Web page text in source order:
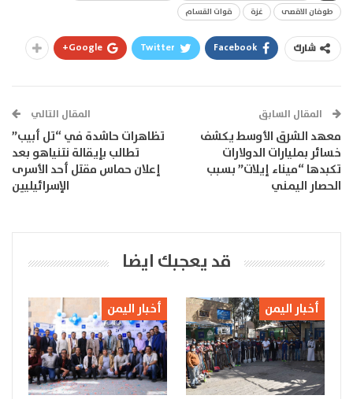
طوفان الاقصى
غزة قوات القسام
شارك Facebook
Twitter
Google+
المقال السابق
معهد الشرق الأوسط يكشف
خسائر بمليارات الدولارات
تكبدها “ميناء إيلات” بسبب
الحصار اليمني
المقال التالي
تظاهرات حاشدة في “تل أبيب”
تطالب بإيقالة نتنياهو بعد
إعلان حماس مقتل أحد الأسرى
الإسرائيليين
قد يعجبك ايضا
أخبار اليمن أخبار اليمن